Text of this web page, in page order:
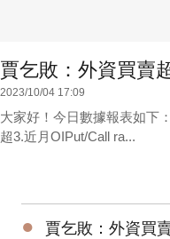
賈乞敗：外資買賣
2023/10/04 17:09
大家好！今日數據報表如下
超3.近月OIPut/Call ra...
● 賈乞敗：外資買賣超